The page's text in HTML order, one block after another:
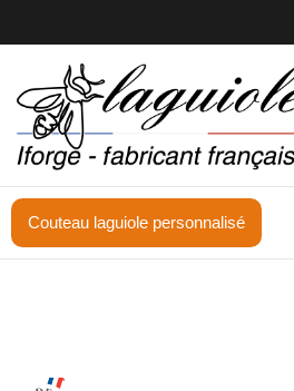
Couteau laguiole personnalisé